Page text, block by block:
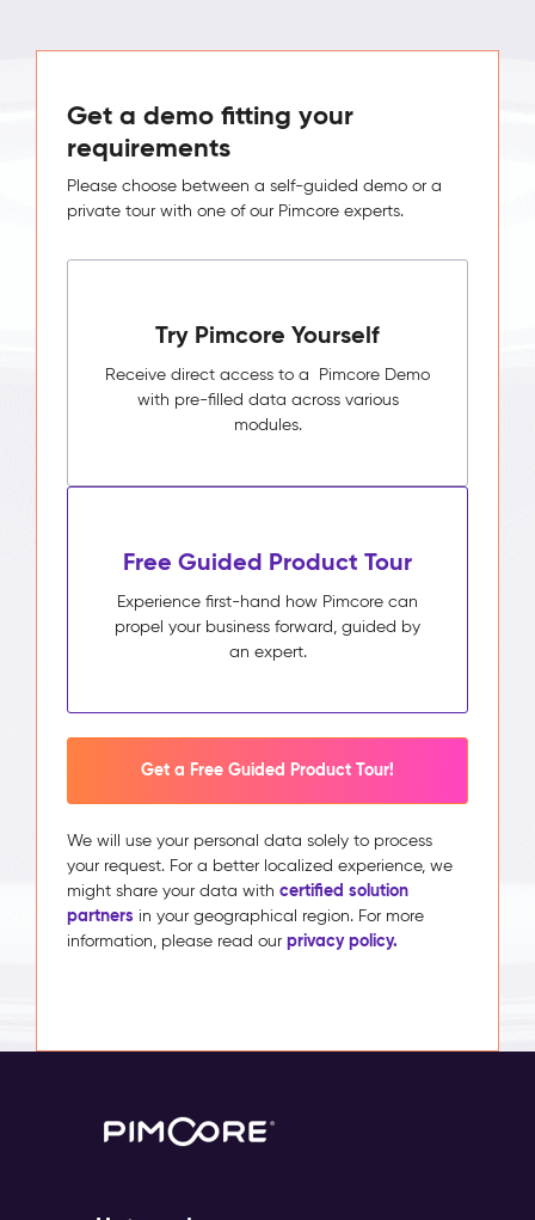
Get a demo fitting your
requirements
Please choose between a self-guided demo or a
private tour with one of our Pimcore experts.
Try Pimcore Yourself
Receive direct access to a Pimcore Demo
with pre-filled data across various
modules.
Free Guided Product Tour
Experience first-hand how Pimcore can
propel your business forward, guided by
an expert.
Get a Free Guided Product Tour!
We will use your personal data solely to process
your request. For a better localized experience, we
might share your data with certified solution
partners in your geographical region. For more
information, please read our privacy policy.